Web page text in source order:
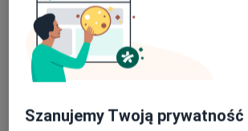
Rodzaje konsultacji
StacjonarneZobacz lokalizacje (1)
Zdjęcia i filmy
Szanujemy Twoją prywatność